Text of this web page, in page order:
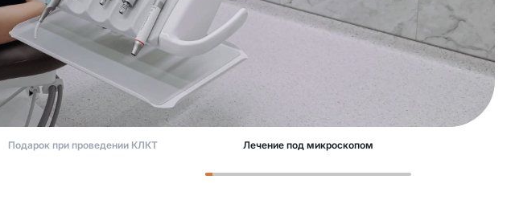
Подарок при проведении КЛКТ Лечение под микроскопом